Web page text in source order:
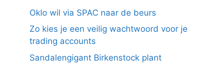
Oklo wil via SPAC naar de beurs
Zo kies je een veilig wachtwoord voor je
trading accounts
Sandalengigant Birkenstock plant